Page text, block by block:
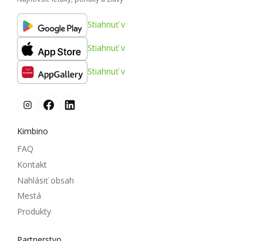
Stiahnuť v
Stiahnuť v
Stiahnuť v
Kimbino
FAQ
Kontakt
Nahlásiť obsah
Mestá
Produkty